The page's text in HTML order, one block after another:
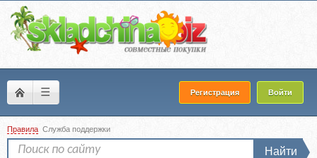
☰ Регистрация Войти
Правила Служба поддержки
Найти